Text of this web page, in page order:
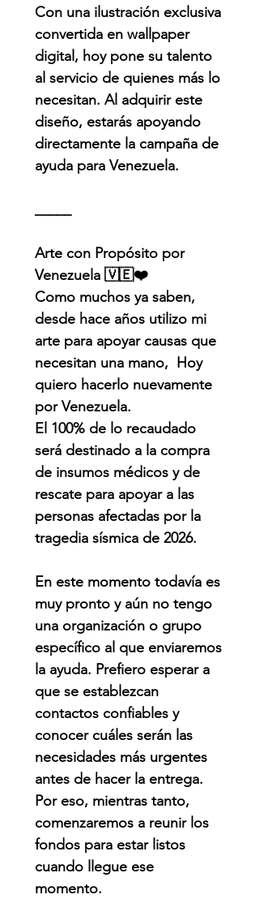
Con una ilustración exclusiva
convertida en wallpaper
digital, hoy pone su talento
al servicio de quienes más lo
necesitan. Al adquirir este
diseño, estarás apoyando
directamente la campaña de
ayuda para Venezuela.
Arte con Propósito por
Venezuela 🇻🇪❤️
Como muchos ya saben,
desde hace años utilizo mi
arte para apoyar causas que
necesitan una mano, Hoy
quiero hacerlo nuevamente
por Venezuela.
El 100% de lo recaudado
será destinado a la compra
de insumos médicos y de
rescate para apoyar a las
personas afectadas por la
tragedia sísmica de 2026.
En este momento todavía es
muy pronto y aún no tengo
una organización o grupo
específico al que enviaremos
la ayuda. Prefiero esperar a
que se establezcan
contactos confiables y
conocer cuáles serán las
necesidades más urgentes
antes de hacer la entrega.
Por eso, mientras tanto,
comenzaremos a reunir los
fondos para estar listos
cuando llegue ese
momento.